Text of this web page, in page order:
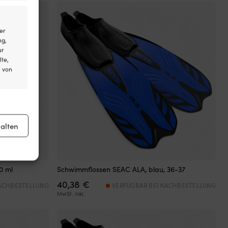
von
ml Schwimmflossen SEAC ALA, blau, 36-37
40,38 €
MwSt. inkl.
VERFÜGBAR BEI NACHBESTELLUNG